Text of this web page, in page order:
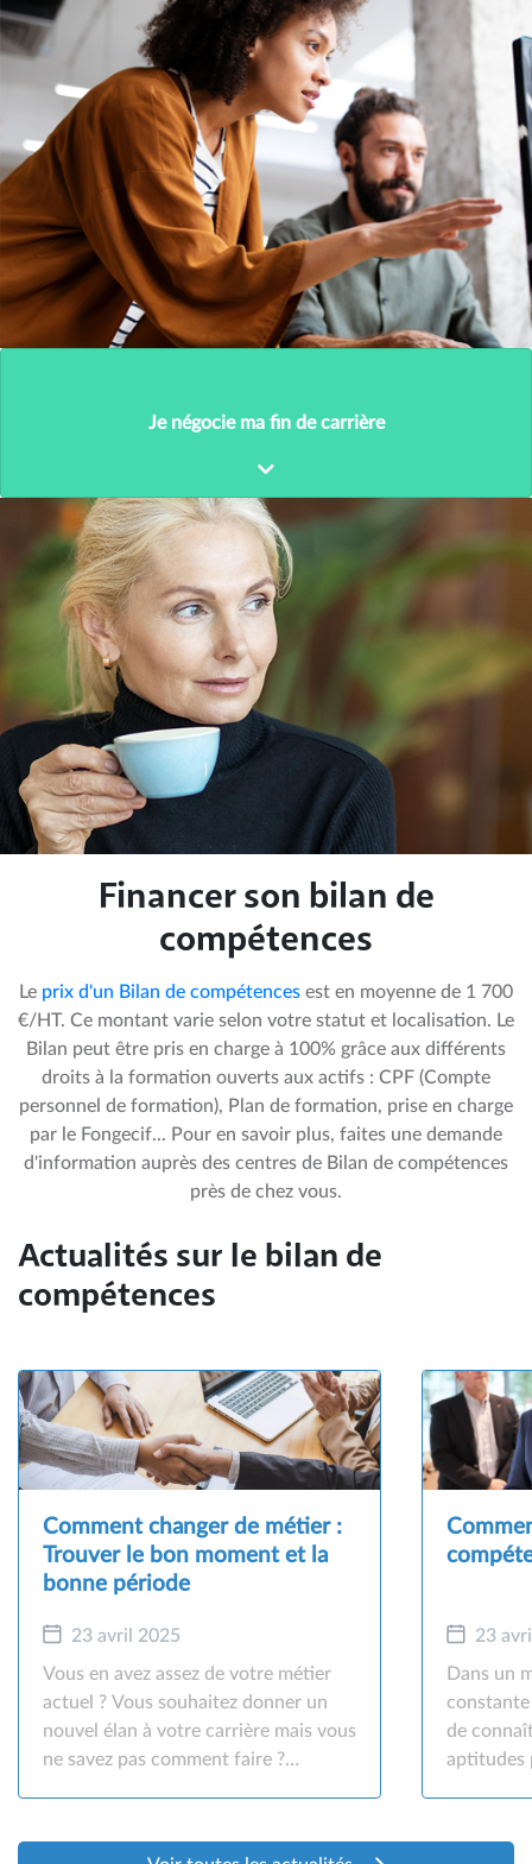
Je négocie ma fin de carrière
Financer son bilan de
compétences
Le prix d'un Bilan de compétences est en moyenne de 1 700
€/HT. Ce montant varie selon votre statut et localisation. Le
Bilan peut être pris en charge à 100% grâce aux différents
droits à la formation ouverts aux actifs : CPF (Compte
personnel de formation), Plan de formation, prise en charge
par le Fongecif... Pour en savoir plus, faites une demande
d'information auprès des centres de Bilan de compétences
près de chez vous.
Actualités sur le bilan de
compétences
Comment changer de métier :
Trouver le bon moment et la
bonne période
23 avril 2025
Vous en avez assez de votre métier
actuel ? Vous souhaitez donner un
nouvel élan à votre carrière mais vous
ne savez pas comment faire ?
d'adopter la bonne stratégie.
23
Dans un
de
aptitudes
forces et